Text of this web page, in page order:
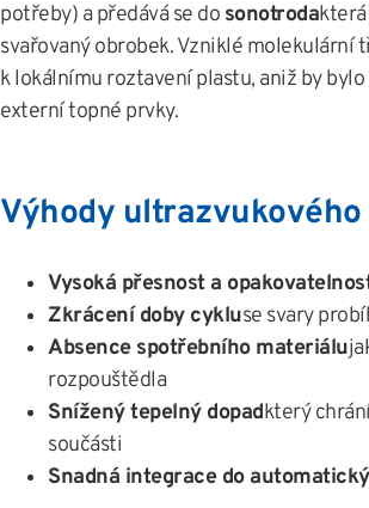
potřeby) a předává se do sonotroda
svařovaný obrobek. Vzniklé
k lokálnímu roztavení plastu, aniž by
externí topné prvky.
Výhody
Vysoká přesnost a
Zkrácení doby cykluse svary
Absence spotřebního materiálu
rozpouštědla
Snížený tepelný dopadkterý
součásti
Snadná integrace do